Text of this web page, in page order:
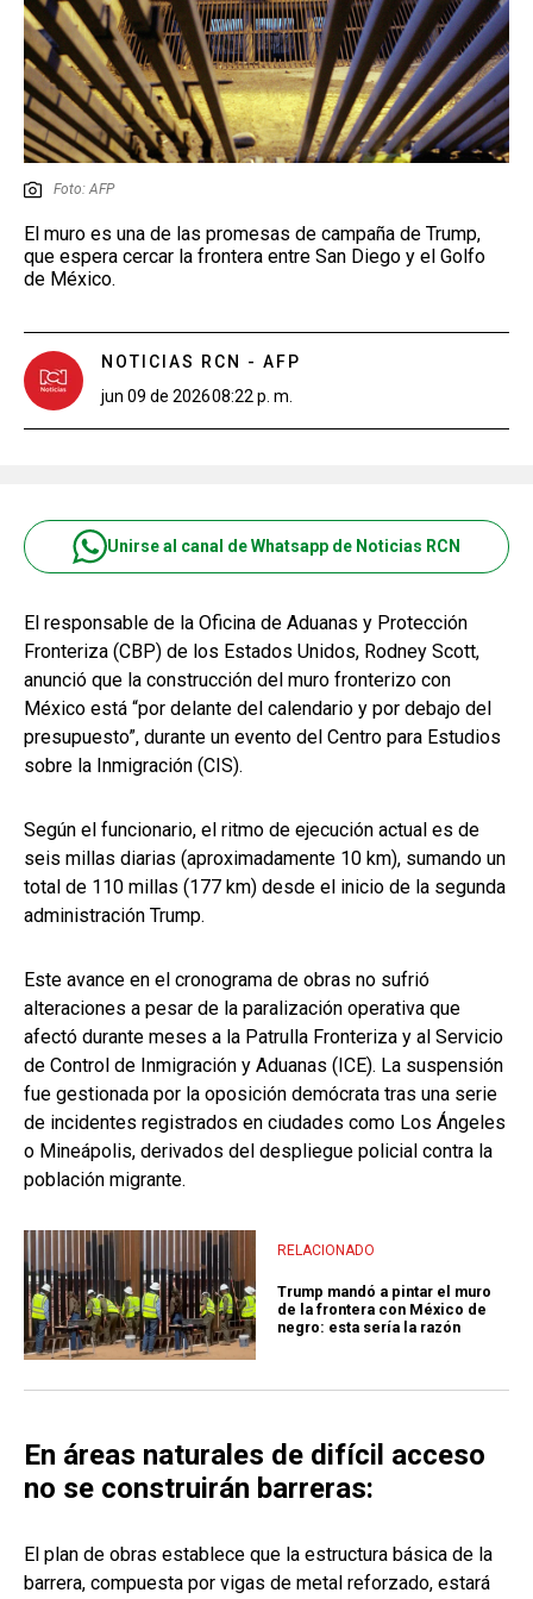
Foto: AFP
El muro es una de las promesas de campaña de Trump,
que espera cercar la frontera entre San Diego y el Golfo
de México.
NOTICIAS RCN - AFP
jun 09 de 202608:22 p. m.
Unirse al canal de Whatsapp de Noticias RCN
El responsable de la Oficina de Aduanas y Protección
Fronteriza (CBP) de los Estados Unidos, Rodney Scott,
anunció que la construcción del muro fronterizo con
México está “por delante del calendario y por debajo del
presupuesto”, durante un evento del Centro para Estudios
sobre la Inmigración (CIS).
Según el funcionario, el ritmo de ejecución actual es de
seis millas diarias (aproximadamente 10 km), sumando un
total de 110 millas (177 km) desde el inicio de la segunda
administración Trump.
Este avance en el cronograma de obras no sufrió
alteraciones a pesar de la paralización operativa que
afectó durante meses a la Patrulla Fronteriza y al Servicio
de Control de Inmigración y Aduanas (ICE). La suspensión
fue gestionada por la oposición demócrata tras una serie
de incidentes registrados en ciudades como Los Ángeles
o Mineápolis, derivados del despliegue policial contra la
población migrante.
RELACIONADO
Trump mandó a pintar el muro
de la frontera con México de
negro: esta sería la razón
En áreas naturales de difícil acceso
no se construirán barreras:
El plan de obras establece que la estructura básica de la
barrera, compuesta por vigas de metal reforzado, estará